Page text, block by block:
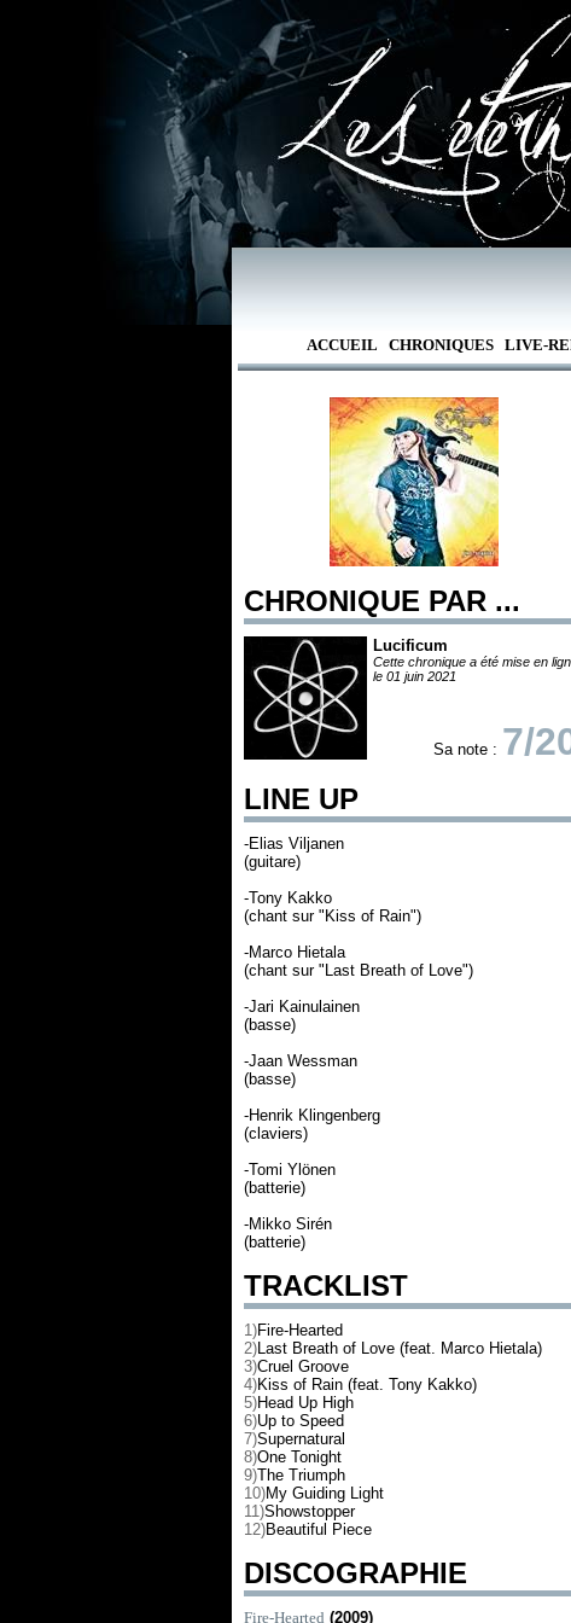
ACCUEIL CHRONIQUES LIVE-
CHRONIQUE PAR ...
Lucificum
Cette chronique a été mise en
le 01 juin 2021
Sa note : 7/
LINE UP
-Elias Viljanen
(guitare)
-Tony Kakko
(chant sur "Kiss of Rain")
-Marco Hietala
(chant sur "Last Breath of Love")
-Jari Kainulainen
(basse)
-Jaan Wessman
(basse)
-Henrik Klingenberg
(claviers)
-Tomi Ylönen
(batterie)
-Mikko Sirén
(batterie)
TRACKLIST
1)Fire-Hearted
2)Last Breath of Love (feat. Marco Hietala)
3)Cruel Groove
4)Kiss of Rain (feat. Tony Kakko)
5)Head Up High
6)Up to Speed
7)Supernatural
8)One Tonight
9)The Triumph
10)My Guiding Light
11)Showstopper
12)Beautiful Piece
DISCOGRAPHIE
Fire-Hearted (2009)